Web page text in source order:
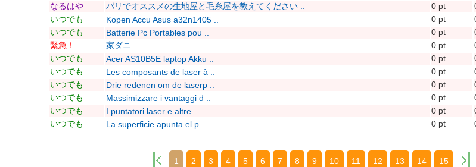
なるはや
パリでオススメの生地屋と毛糸屋を教えてください .. 0 pt
いつでも
Kopen Accu Asus a32n1405 .. 0 pt
いつでも
Batterie Pc Portables pou .. 0 pt
緊急！
家ダニ .. 0 pt
いつでも
Acer AS10B5E laptop Akku .. 0 pt
いつでも
Les composants de laser à .. 0 pt
いつでも
Drie redenen om de laserp .. 0 pt
いつでも
Massimizzare i vantaggi d .. 0 pt
いつでも
I puntatori laser e altre .. 0 pt
いつでも
La superficie apunta el p .. 0 pt
1 2 3 4 5 6 7 8 9 10 11 12 13 14 15